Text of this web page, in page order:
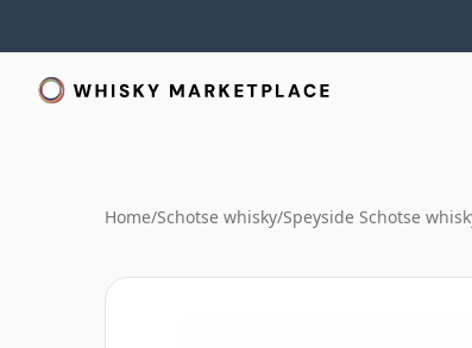
Home/Schotse whisky/Speyside Schotse